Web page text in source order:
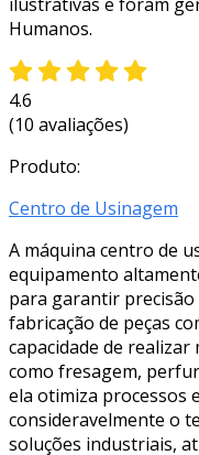
Humanos.
4.6
(10 avaliações)
Produto:
Centro de Usinagem
A máquina centro de
equipamento
para garantir precisão
fabricação de peças
capacidade de
como fresagem,
ela otimiza processos
consideravelmente o
soluções industriais,